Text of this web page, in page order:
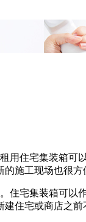
住宅集装箱可
施工现场也很方
宅集装箱可以
住宅或商店之前